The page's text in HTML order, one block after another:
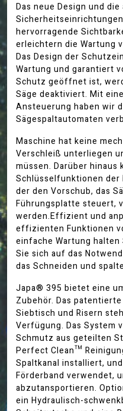
Das neue Design und die
hervorragende
erleichtern die Wartung
Das Design der
Wartung und garantiert
Schutz geöffnet ist,
Säge deaktiviert. Mit
Ansteuerung haben wir
Sägespaltautomaten
Maschine hat keine
Verschleiß unterliegen
müssen. Darüber hinaus
Schlüsselfunktionen der
der den Vorschub, das
Führungsplatte steuert,
werden.Effizient und
effizienten Funktionen
einfache Wartung
Sie sich auf das
das Schneiden und
Japa® 395 bietet eine
Zubehör. Das
Siebtisch und Risern
Verfügung. Das System
Schmutz aus geteilten
Perfect Clean™
Spaltkanal installiert,
Förderband verwendet,
abzutansportieren.
ein Hydraulisch-